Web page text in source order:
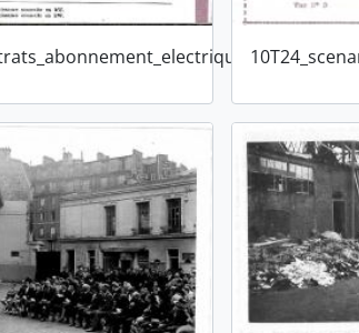
au presse-papier